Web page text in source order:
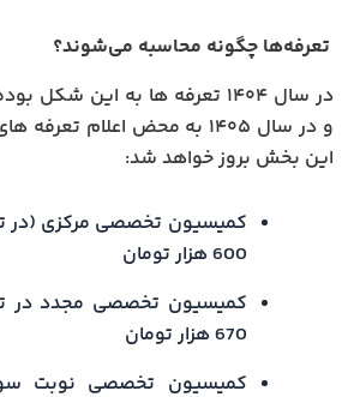
تعرفه‌ها چگونه محاسبه می‌شوند؟
در سال ۱۴۰۴ تعرفه ها به این شکل
و در سال ۱۴۰۵ به محض اعلام
این بخش بروز خواهد شد:
کمیسیون تخصصی مرکزی (در
600 هزار تومان
کمیسیون تخصصی مجدد در
670 هزار تومان
کمیسیون تخصصی نوبت